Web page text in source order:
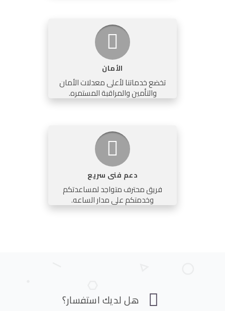
الأمان
تخضع خدماتنا لأعلى معدلات الأمان
والتأمين والمراقبة المستمره.
دعم فنى سريع
فريق محترف متواجد لمساعدتكم
وخدمتكم على مدار الساعه.
هل لديك استفسار؟